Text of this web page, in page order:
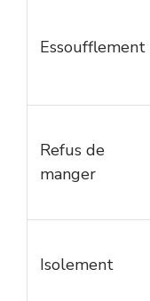
Essoufflement
Refus de
manger
Isolement